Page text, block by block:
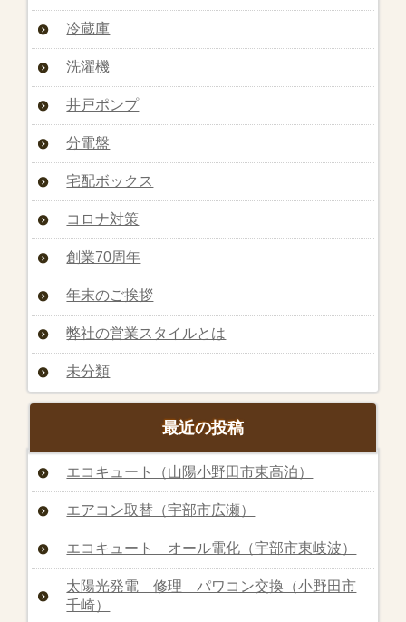
冷蔵庫
洗濯機
井戸ポンプ
分電盤
宅配ボックス
コロナ対策
創業70周年
年末のご挨拶
弊社の営業スタイルとは
未分類
最近の投稿
エコキュート（山陽小野田市東高泊）
エアコン取替（宇部市広瀬）
エコキュート オール電化（宇部市東岐波）
太陽光発電 修理 パワコン交換（小野田市
千崎）